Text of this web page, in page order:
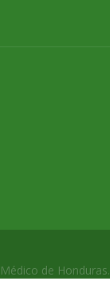
de Honduras.